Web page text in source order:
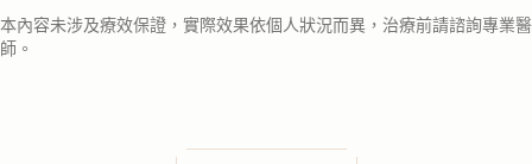
本內容未涉及療效保證，實際效果依個人狀況而異，治療前請諮詢專業醫
師。